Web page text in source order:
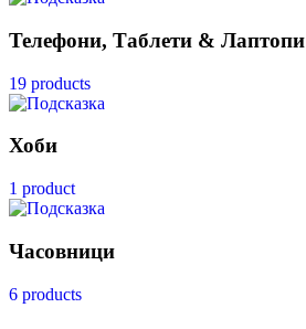
Телефони, Таблети & Лаптопи
19 products
Хоби
1 product
Часовници
6 products